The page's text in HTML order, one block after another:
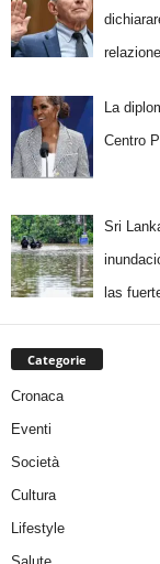
La
Centro
Sri
las
Categorie
Cronaca
Eventi
Società
Cultura
Lifestyle